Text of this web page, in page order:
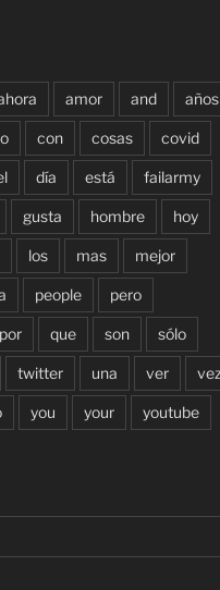
amor and años
con cosas covid
día está failarmy
gusta hombre hoy
los mas mejor
people pero
que son sólo
twitter una ver vez
you your youtube